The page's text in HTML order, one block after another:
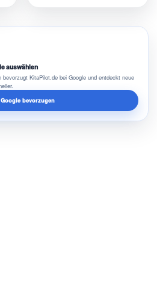
auswählen
KitaPilot.de bei Google und entdeckt neue
bevorzugen